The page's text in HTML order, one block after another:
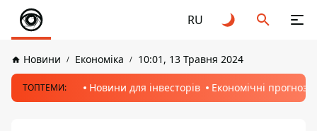
RU
Новини Економіка 10:01, 13 Травня 2024
ТОПТЕМИ: Новини для інвесторів Економічні прогнози